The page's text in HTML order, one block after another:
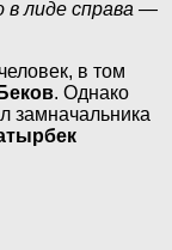
в лиде справа —
в том
. Однако
замначальника